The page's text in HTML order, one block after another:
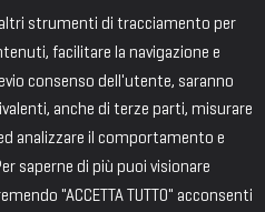
strumenti di tracciamento per
facilitare la navigazione e
consenso dell'utente, saranno
anche di terze parti, misurare
analizzare il comportamento e
saperne di più puoi visionare
"ACCETTA TUTTO" acconsenti